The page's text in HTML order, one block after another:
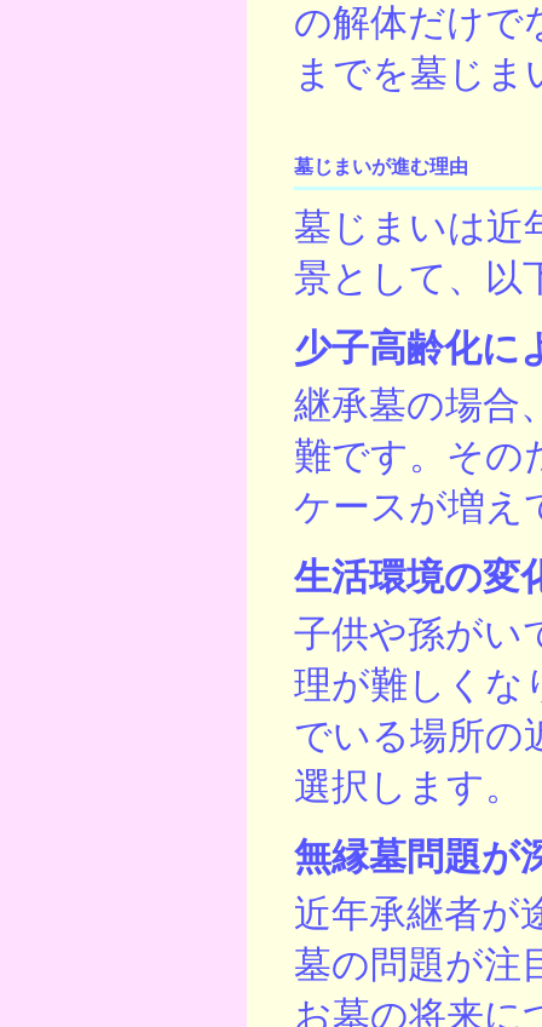
の解体だけで
までを墓じ
墓じまいが進む理由
墓じまいは近
景として、以
少子高齢化に
継承墓の場合
難です。その
ケースが増え
生活環境の変
子供や孫がい
理が難しくな
でいる場所の
選択します。
無縁墓問題が
近年承継者が
墓の問題が注
お墓の将来に